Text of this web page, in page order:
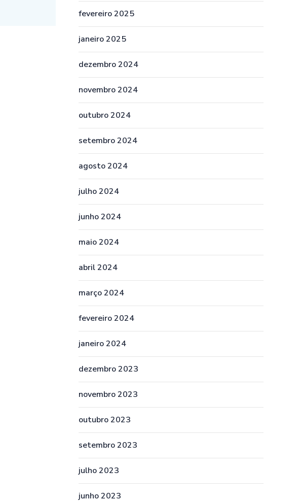
fevereiro 2025
janeiro 2025
dezembro 2024
novembro 2024
outubro 2024
setembro 2024
agosto 2024
julho 2024
junho 2024
maio 2024
abril 2024
março 2024
fevereiro 2024
janeiro 2024
dezembro 2023
novembro 2023
outubro 2023
setembro 2023
julho 2023
junho 2023